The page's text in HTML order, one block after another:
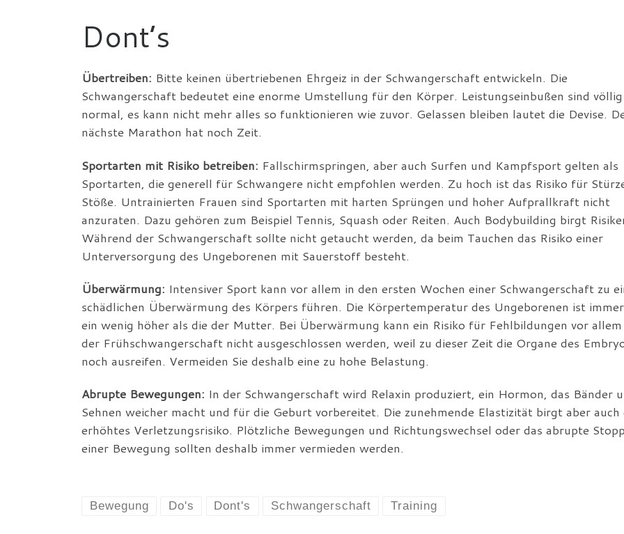
Dont’s
Übertreiben: Bitte keinen übertriebenen Ehrgeiz in der Schwangerschaft entwickeln. Die
Schwangerschaft bedeutet eine enorme Umstellung für den Körper. Leistungseinbußen sind völlig
normal, es kann nicht mehr alles so funktionieren wie zuvor. Gelassen bleiben lautet die Devise.
nächste Marathon hat noch Zeit.
Sportarten mit Risiko betreiben: Fallschirmspringen, aber auch Surfen und Kampfsport gelten als
Sportarten, die generell für Schwangere nicht empfohlen werden. Zu hoch ist das Risiko für
Stöße. Untrainierten Frauen sind Sportarten mit harten Sprüngen und hoher Aufprallkraft nicht
anzuraten. Dazu gehören zum Beispiel Tennis, Squash oder Reiten. Auch Bodybuilding birgt
Während der Schwangerschaft sollte nicht getaucht werden, da beim Tauchen das Risiko einer
Unterversorgung des Ungeborenen mit Sauerstoff besteht.
Überwärmung: Intensiver Sport kann vor allem in den ersten Wochen einer Schwangerschaft zu
schädlichen Überwärmung des Körpers führen. Die Körpertemperatur des Ungeborenen ist
ein wenig höher als die der Mutter. Bei Überwärmung kann ein Risiko für Fehlbildungen vor allem
der Frühschwangerschaft nicht ausgeschlossen werden, weil zu dieser Zeit die Organe des
noch ausreifen. Vermeiden Sie deshalb eine zu hohe Belastung.
Abrupte Bewegungen: In der Schwangerschaft wird Relaxin produziert, ein Hormon, das Bänder
Sehnen weicher macht und für die Geburt vorbereitet. Die zunehmende Elastizität birgt aber auch
erhöhtes Verletzungsrisiko. Plötzliche Bewegungen und Richtungswechsel oder das abrupte
einer Bewegung sollten deshalb immer vermieden werden.
Bewegung Do's Dont's Schwangerschaft Training